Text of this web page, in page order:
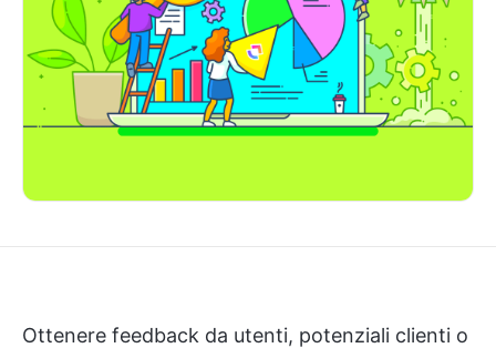
Ottenere feedback da utenti, potenziali clienti o